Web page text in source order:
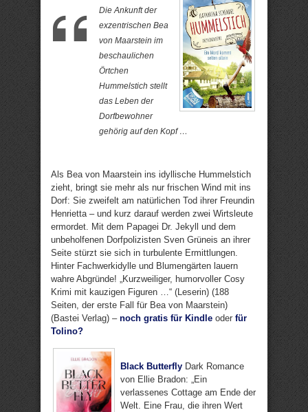
Die Ankunft der
exzentrischen Bea
von Maarstein im
beschaulichen
Örtchen
Hummelstich stellt
das Leben der
Dorfbewohner
gehörig auf den Kopf …
Als Bea von Maarstein ins idyllische Hummelstich
zieht, bringt sie mehr als nur frischen Wind mit ins
Dorf: Sie zweifelt am natürlichen Tod ihrer Freundin
Henrietta – und kurz darauf werden zwei Wirtsleute
ermordet. Mit dem Papagei Dr. Jekyll und dem
unbeholfenen Dorfpolizisten Sven Grüneis an ihrer
Seite stürzt sie sich in turbulente Ermittlungen.
Hinter Fachwerkidylle und Blumengärten lauern
wahre Abgründe! „Kurzweiliger, humorvoller Cosy
Krimi mit kauzigen Figuren …“ (Leserin) (188
Seiten, der erste Fall für Bea von Maarstein)
(Bastei Verlag) – noch gratis für Kindle oder für
Tolino?
Black Butterfly Dark Romance
von Ellie Bradon: „Ein
verlassenes Cottage am Ende der
Welt. Eine Frau, die ihren Wert